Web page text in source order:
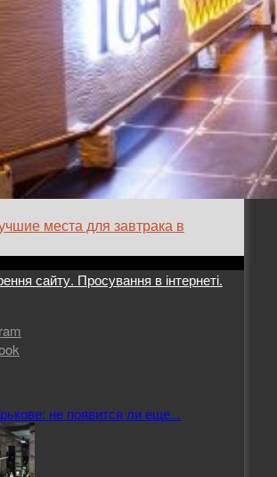
места для завтрака в
сайту. Просування в інтернеті.
не появится ли еще...